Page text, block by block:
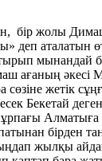
бір жолы
деп аталатын
мынандай
ағаның әкесі
сөзіне жетік
Бекетай
Алматыға
бірден
жылқы